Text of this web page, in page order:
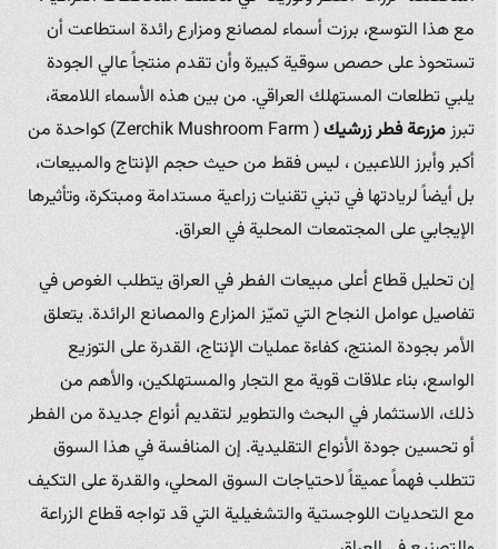
مع هذا التوسع، برزت أسماء لمصانع ومزارع رائدة استطاعت أن
تستحوذ على حصص سوقية كبيرة وأن تقدم منتجاً عالي الجودة
يلبي تطلعات المستهلك العراقي. من بين هذه الأسماء اللامعة،
تبرزمزرعة فطر زرشيك
( Zerchik Mushroom Farm) كواحدة من
أكبر وأبرز اللاعبين ، ليس فقط من حيث حجم الإنتاج والمبيعات،
بل أيضاً لريادتها في تبني تقنيات زراعية مستدامة ومبتكرة، وتأثيرها
الإيجابي على المجتمعات المحلية في العراق.
إن تحليل قطاع أعلى مبيعات الفطر في العراق يتطلب الغوص في
تفاصيل عوامل النجاح التي تميّز المزارع والمصانع الرائدة. يتعلق
الأمر بجودة المنتج، كفاءة عمليات الإنتاج، القدرة على التوزيع
الواسع، بناء علاقات قوية مع التجار والمستهلكين، والأهم من
ذلك، الاستثمار في البحث والتطوير لتقديم أنواع جديدة من الفطر
أو تحسين جودة الأنواع التقليدية. إن المنافسة في هذا السوق
تتطلب فهماً عميقاً لاحتياجات السوق المحلي، والقدرة على التكيف
مع التحديات اللوجستية والتشغيلية التي قد تواجه قطاع الزراعة